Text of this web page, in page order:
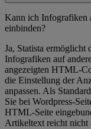
Kann ich Infografiken
einbinden?
Ja, Statista
Infografiken auf
angezeigten HTML-
die Einstellung der
anpassen. Als
Sie bei Wordpress-
HTML-Seite
Artikeltext reicht nicht